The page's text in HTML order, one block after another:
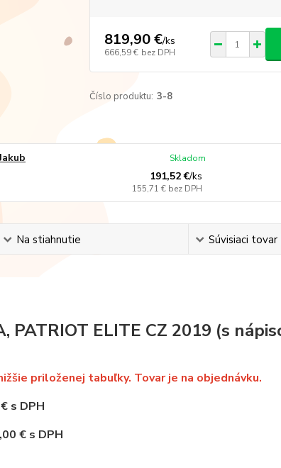
819,90 €/ks
666,59 € bez DPH
Číslo produktu: 3-8
191,52 €/ks
155,71 € bez DPH
Skladom
Na stiahnutie Súvisiaci tovar
PATRIOT ELITE CZ 2019 (s
priloženej tabuľky. Tovar je na objednávku.
s DPH
€ s DPH